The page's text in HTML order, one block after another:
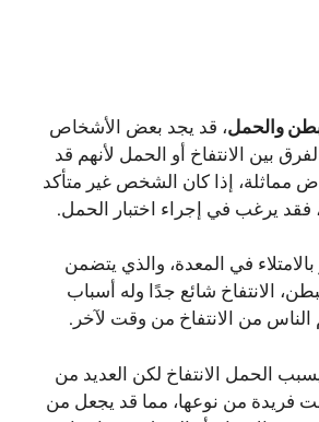
والحمل، قد يجد بعض الأشخاص
بين الانتفاخ أو الحمل لأنهم قد
مماثلة، إذا كان الشخص غير متأكد
فقد يرغب في إجراء اختبار الحمل.
في المعدة، والذي يتضمن
الانتفاخ شائع جدًا وله أسباب
من الانتفاخ من وقت لآخر.
الحمل الانتفاخ لكن العديد من
فريدة من نوعها، مما قد يجعل من